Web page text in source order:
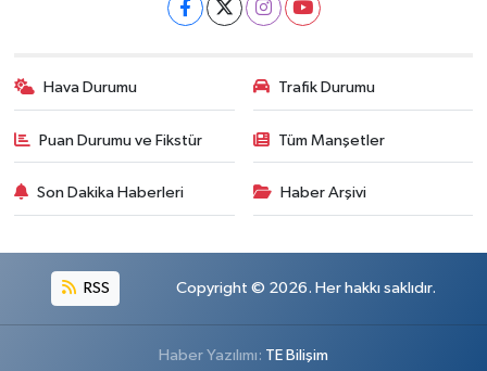
Hava Durumu Trafik Durumu
Puan Durumu ve Fikstür Tüm Manşetler
Son Dakika Haberleri Haber Arşivi
RSS Copyright © 2026. Her hakkı saklıdır.
Haber Yazılımı: TE Bilişim